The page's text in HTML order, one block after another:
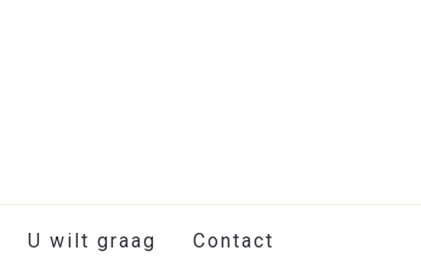
U wilt graag Contact